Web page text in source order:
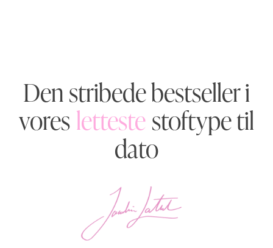
Den stribede bestseller i
vores letteste stoftype til
dato